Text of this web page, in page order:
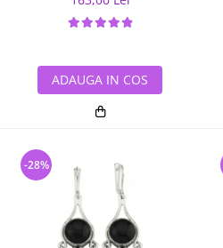
ADAUGA IN COS
-28%